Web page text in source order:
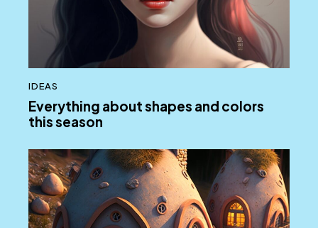
IDEAS
Everything about shapes and colors
this season